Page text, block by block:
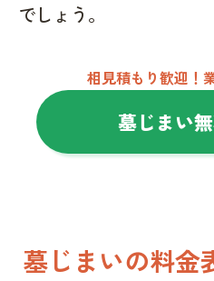
でしょう。
相見積もり歓迎！
墓じまい
墓じまいの料金